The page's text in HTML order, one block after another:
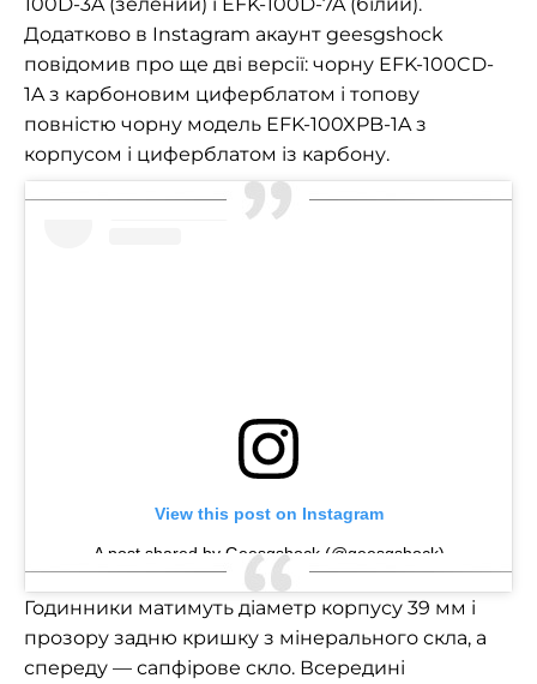
Додатково в Instagram акаунт geesgshock
повідомив про ще дві версії: чорну EFK-100CD-
1A з карбоновим циферблатом і топову
повністю чорну модель EFK-100XPB-1A з
корпусом і циферблатом із карбону.
View this post on Instagram
A post shared by Geesgshock (@geesgshock)
Годинники матимуть діаметр корпусу 39 мм і
прозору задню кришку з мінерального скла, а
спереду — сапфірове скло. Всередині